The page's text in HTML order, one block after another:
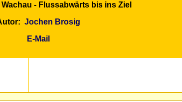
- Flussabwärts bis ins Ziel
Jochen Brosig
E-Mail